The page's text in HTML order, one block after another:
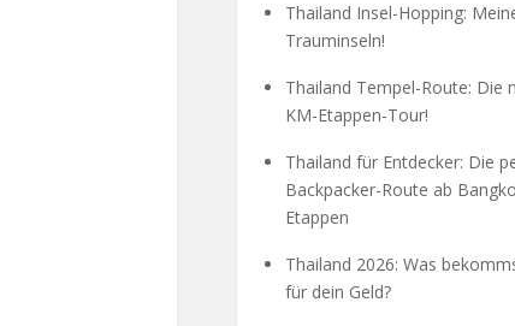
Thailand Insel-Hopping:
Trauminseln!
Thailand Tempel-Route: Die
KM-Etappen-Tour!
Thailand für Entdecker: Die
Backpacker-Route ab
Etappen
Thailand 2026: Was
für dein Geld?